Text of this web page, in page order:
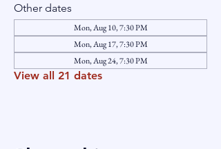
Other dates
Mon, Aug 10, 7:30 PM
Mon, Aug 17, 7:30 PM
Mon, Aug 24, 7:30 PM
View all 21 dates